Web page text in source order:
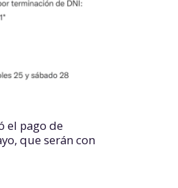
el pago de
que serán con